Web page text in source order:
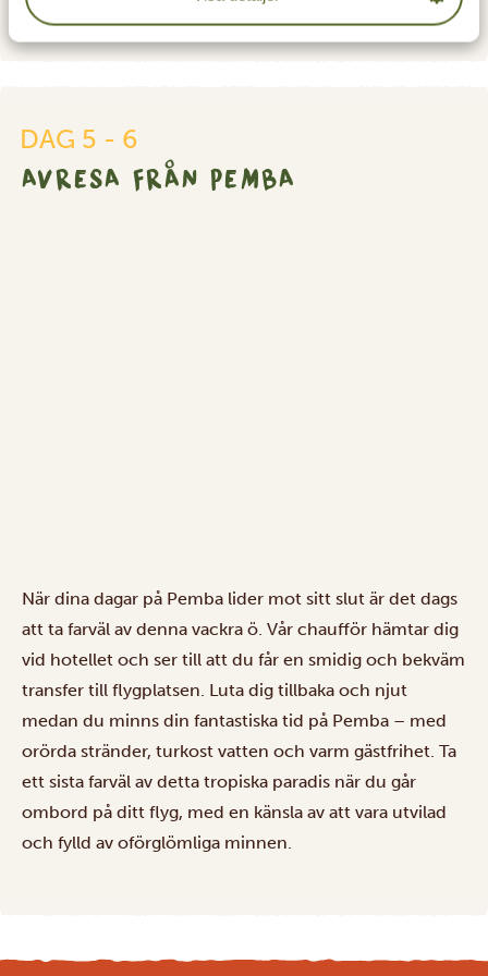
DAG 5 - 6
AVRESA FRÅN PEMBA
Avresa
Pemba
När dina dagar på Pemba lider mot sitt slut är det dags
att ta farväl av denna vackra ö. Vår chaufför hämtar dig
vid hotellet och ser till att du får en smidig och bekväm
transfer till flygplatsen. Luta dig tillbaka och njut
medan du minns din fantastiska tid på Pemba – med
orörda stränder, turkost vatten och varm gästfrihet. Ta
ett sista farväl av detta tropiska paradis när du går
ombord på ditt flyg, med en känsla av att vara utvilad
och fylld av oförglömliga minnen.